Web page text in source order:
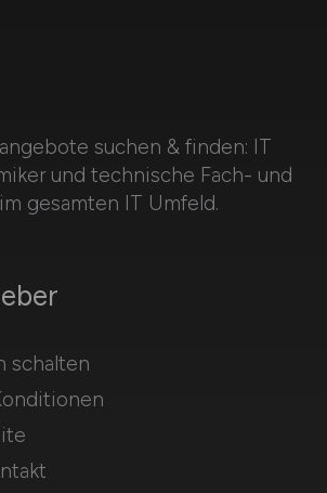
suchen & finden: IT
und technische Fach- und
gesamten IT Umfeld.
schalten